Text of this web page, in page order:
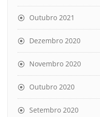
Outubro 2021
Dezembro 2020
Novembro 2020
Outubro 2020
Setembro 2020